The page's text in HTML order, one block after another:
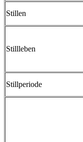
Stillen
Stillleben
Stillperiode